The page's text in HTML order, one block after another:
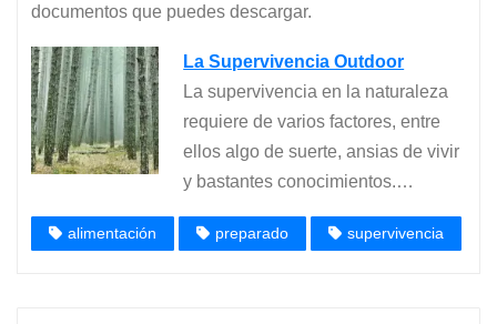
documentos que puedes descargar.
La Supervivencia Outdoor
La supervivencia en la naturaleza
requiere de varios factores, entre
ellos algo de suerte, ansias de vivir
y bastantes conocimientos.…
alimentación preparado supervivencia